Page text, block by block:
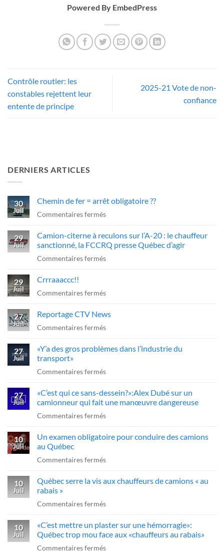
Powered By EmbedPress
Contrôle routier: les
constables rejettent leur
entente de principe
2025-21 Vote de non-
confiance
DERNIERS ARTICLES
30
Juil
Chemin de fer = arrêt obligatoire ??
Commentaires ferméssur
de
fer
=
??
29
Juil
Camion-citerne à reculons sur l’A-20 : le chauffeur
sanctionné, la FCCRQ presse Québec d’agir
Commentaires ferméssur
à
sur
l’A-
:
chauffeur
la
FCCRQ
presse
d’agir
29
Juil
Crrraaaccc!!
Commentaires ferméssur
27
Juil
Reportage CTV News
Commentaires ferméssur
CTV
27
Juil
«Y’a des gros problèmes dans l’industrie du
transport»
Commentaires ferméssur
des
gros
problèmes
l’industrie
transport»
27
Juil
«C’est qui ce sans-dessein?»:Alex Dubé sur un
camionneur qui fait une manœuvre dangereuse
Commentaires ferméssur
qui
sans-
Dubé
un
qui
10
Juil
Un examen obligatoire pour conduire des camions
au Québec
Commentaires ferméssur
examen
pour
des
camions
au
10
Juil
Québec serre la vis aux chauffeurs de camions « au
rabais »
Commentaires ferméssur
serre
la
vis
10
Juil
«C’est mettre un plaster sur une hémorragie»:
Québec trop mou face aux «chauffeurs au rabais»
Commentaires ferméssur